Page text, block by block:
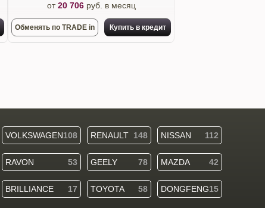
от20 706руб. в месяц
Обменять по TRADE in Купить в кредит
VOLKSWAGEN108 RENAULT 148 NISSAN 112
RAVON 53 GEELY 78 MAZDA 42
BRILLIANCE 17 TOYOTA 58 DONGFENG15